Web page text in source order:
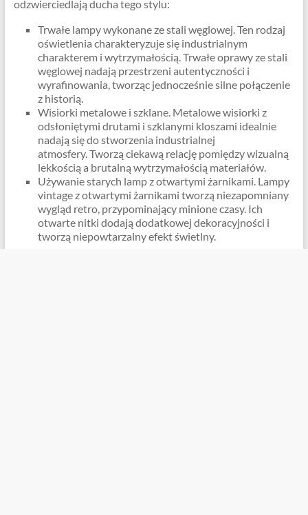
odzwierciedlają ducha tego stylu:
Trwałe lampy wykonane ze stali węglowej. Ten rodzaj
oświetlenia charakteryzuje się industrialnym
charakterem i wytrzymałością. Trwałe oprawy ze stali
węglowej nadają przestrzeni autentyczności i
wyrafinowania, tworząc jednocześnie silne połączenie
z historią.
Wisiorki metalowe i szklane. Metalowe wisiorki z
odsłoniętymi drutami i szklanymi kloszami idealnie
nadają się do stworzenia industrialnej
atmosfery. Tworzą ciekawą relację pomiędzy wizualną
lekkością a brutalną wytrzymałością materiałów.
Używanie starych lamp z otwartymi żarnikami. Lampy
vintage z otwartymi żarnikami tworzą niezapomniany
wygląd retro, przypominający minione czasy. Ich
otwarte nitki dodają dodatkowej dekoracyjności i
tworzą niepowtarzalny efekt świetlny.